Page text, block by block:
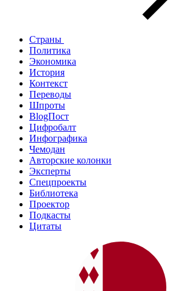
Страны
Политика
Экономика
История
Контекст
Переводы
Шпроты
BlogПост
Цифробалт
Инфографика
Чемодан
Авторские колонки
Эксперты
Спецпроекты
Библиотека
Проектор
Подкасты
Цитаты